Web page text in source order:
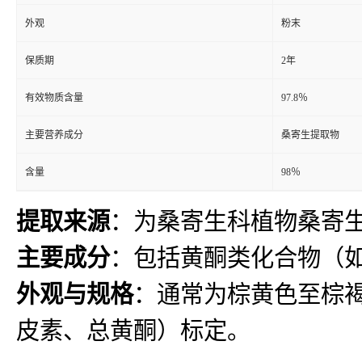
外观 粉末
保质期 2年
有效物质含量 97.8％
主要营养成分 桑寄生提取物
含量 98％
提取来源：为桑寄生科植物桑寄
主要成分：包括黄酮类化合物（
外观与规格：通常为棕黄色至棕
皮素、总黄酮）标定。